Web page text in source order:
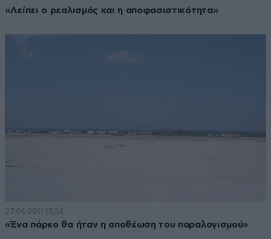
«Λείπει ο ρεαλισμός και η αποφασιστικότητα»
27·06·2011 15:34
«Ένα πάρκο θα ήταν η αποθέωση του παραλογισμού»